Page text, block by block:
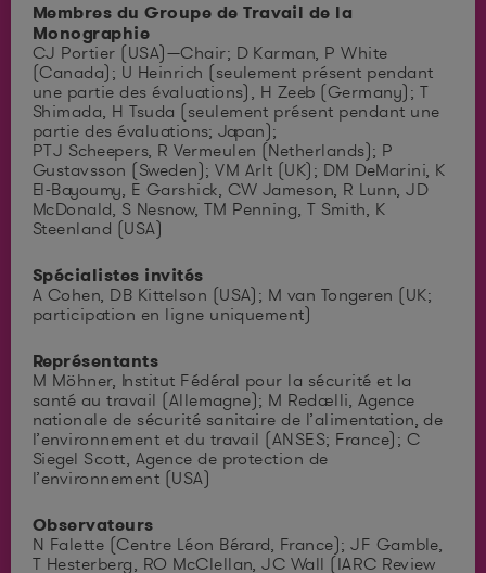
Membres du Groupe de Travail de la
Monographie
CJ Portier (USA)—Chair; D Karman, P White
(Canada); U Heinrich (seulement présent pendant
une partie des évaluations), H Zeeb (Germany); T
Shimada, H Tsuda (seulement présent pendant une
partie des évaluations; Japan);
PTJ Scheepers, R Vermeulen (Netherlands); P
Gustavsson (Sweden); VM Arlt (UK); DM DeMarini, K
El-Bayoumy, E Garshick, CW Jameson, R Lunn, JD
McDonald, S Nesnow, TM Penning, T Smith, K
Steenland (USA)
Spécialistes invités
A Cohen, DB Kittelson (USA); M van Tongeren (UK;
participation en ligne uniquement)
Représentants
M Möhner, Institut Fédéral pour la sécurité et la
santé au travail (Allemagne); M Redaelli, Agence
nationale de sécurité sanitaire de l’alimentation, de
l’environnement et du travail (ANSES; France); C
Siegel Scott, Agence de protection de
l’environnement (USA)
Observateurs
N Falette (Centre Léon Bérard, France); JF Gamble,
T Hesterberg, RO McClellan, JC Wall (IARC Review